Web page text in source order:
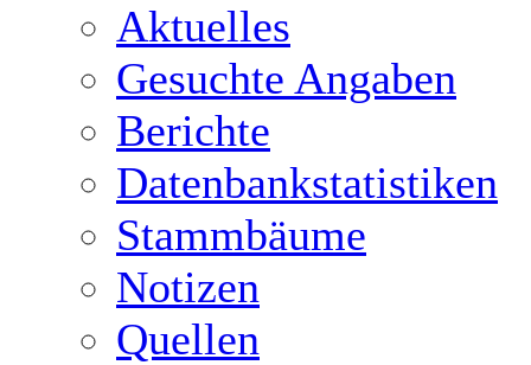
Aktuelles
Gesuchte Angaben
Berichte
Datenbankstatistiken
Stammbäume
Notizen
Quellen